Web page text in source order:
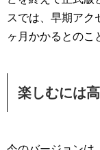
スでは、早期アク
ヶ月かかるとのこ
楽しむには